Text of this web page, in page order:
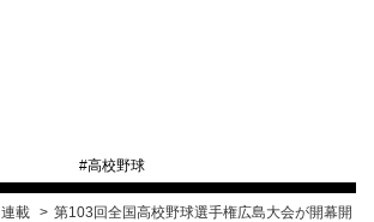
#高校野球
連載
第103回全国高校野球選手権広島大会が開幕開